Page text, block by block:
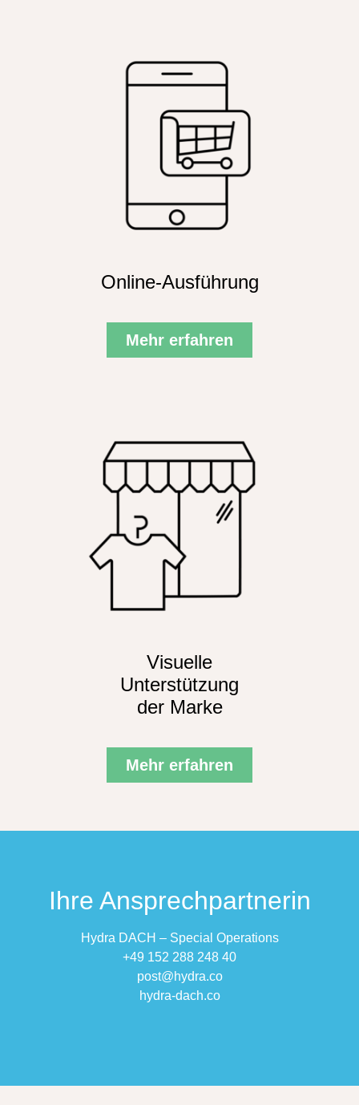
Online-Ausführung
Mehr erfahren
Visuelle
Unterstützung
der Marke
Mehr erfahren
Ihre Ansprech­partnerin
Hydra DACH – Special Operations
+49 152 288 248 40
post@hydra.co
hydra-dach.co